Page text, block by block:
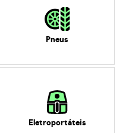
Pneus
Eletroportáteis